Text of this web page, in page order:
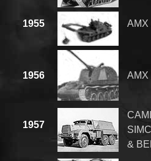
1955 AMX
1956 AMX
1957
&